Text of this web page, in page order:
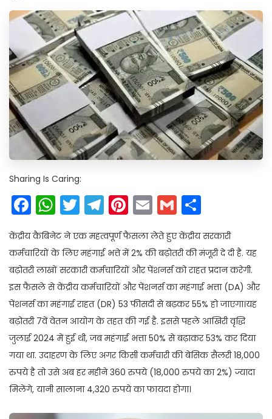
Sharing Is Caring:
Facebook
WhatsApp
Twitter
Telegram
Pinterest
EmailGmail
केंद्रीय कैबिनेट ने एक महत्वपूर्ण फैसला लेते हुए केंद्रीय सरकारी
कर्मचारियों के लिए महंगाई भत्ते में 2% की बढ़ोतरी की मंजूरी दे दी है. यह
बढ़ोतरी लाखों सरकारी कर्मचारियों और पेंशनर्स को राहत प्रदान करेगी.
इस फैसले से केंद्रीय कर्मचारियों और पेंशनर्स का महंगाई भत्ता (DA) और
पेंशनर्स का महंगाई राहत (DR) 53 फीसदी से बढ़कर 55% हो जाएगा।यह
बढ़ोतरी 7वें वेतन आयोग के तहत की गई है. इससे पहले आखिरी वृद्धि
जुलाई 2024 में हुई थी, जब महंगाई भत्ता 50% से बढ़ाकर 53% कर दिया
गया था. उदाहरण के लिए अगर किसी कर्मचारी की बेसिक सैलरी 18,000
रुपये है तो उसे अब हर महीने 360 रुपये (18,000 रुपये का 2%) ज्यादा
मिलेंगे, यानी सालाना 4,320 रुपये का फायदा होगा।